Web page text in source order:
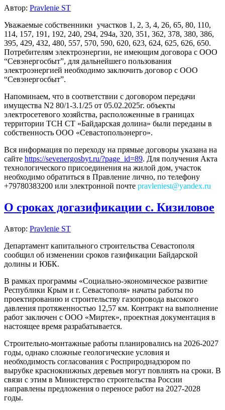
Автор: Pravlenie ST
Уважаемые собственники участков 1, 2, 3, 4, 26, 65, 80, 110,
114, 157, 191, 192, 240, 294, 294а, 320, 351, 362, 378, 380, 386,
395, 429, 432, 480, 557, 570, 590, 620, 623, 624, 625, 626, 650.
Потребителям электроэнергии, не имеющим договора с ООО
“Севэнергосбыт”, для дальнейшего пользования
электроэнергией необходимо заключить договор с ООО
“Севэнергосбыт”.
Напоминаем, что в соответствии с договором передачи
имущества N2 80/1-3.1/25 от 05.02.2025г. объекты
электросетевого хозяйства, расположенные в границах
территории ТСН СТ «Байдарская долина» были переданы в
собственность ООО «Севастопольэнерго».
Вся информация по переходу на прямые договоры указана на
сайте https://sevenergosbyt.ru/?page_id=89. Для получения Акта
технологического присоединения на жилой дом, участок
необходимо обратиться в Правление лично, по телефону
+79780383200 или электронной почте pravleniest@yandex.ru
О сроках догазификации с. Кизиловое
Автор: Pravlenie ST
Департамент капитального строительства Севастополя
сообщил об изменении сроков газификации Байдарской
долины и ЮБК.
В рамках программы «Социально-экономическое развитие
Республики Крым и г. Севастополя» начаты работы по
проектированию и строительству газопровода высокого
давления протяженностью 12,57 км. Контракт на выполнение
работ заключен с ООО «Миртек», проектная документация в
настоящее время разрабатывается.
Строительно-монтажные работы планировались на 2026-2027
годы, однако сложные геологические условия и
необходимость согласования с Росприроднадзором по
вырубке краснокнижных деревьев могут повлиять на сроки. В
связи с этим в Министерство строительства России
направлены предложения о переносе работ на 2027-2028
годы.